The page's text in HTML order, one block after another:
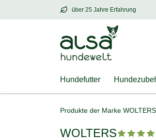
über 25 Jahre Erfahrung
über25 Jahre
Hundefutter
Produkte der Marke WOLTERS
WOLTERS